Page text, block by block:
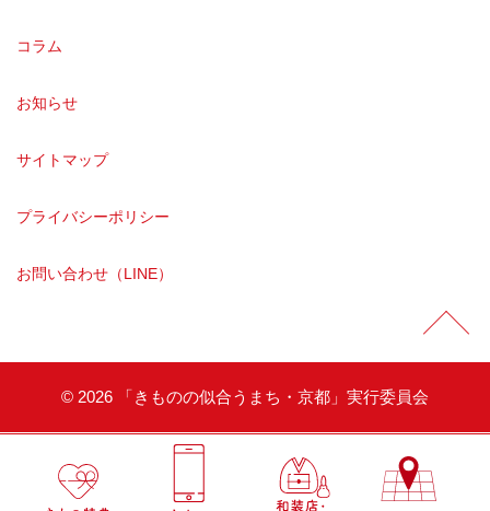
コラム
お知らせ
サイトマップ
プライバシーポリシー
お問い合わせ（LINE）
© 2026 「きものの似合うまち・京都」実行委員会